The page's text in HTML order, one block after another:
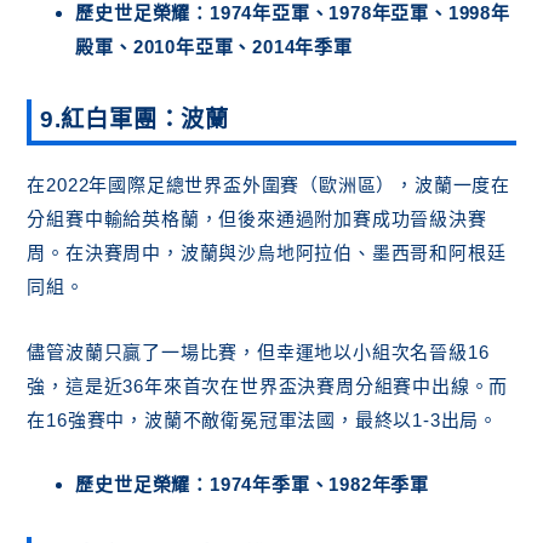
歷史世足榮耀：1974年亞軍、1978年亞軍、1998年
殿軍、2010年亞軍、2014年季軍
9.紅白軍團：波蘭
在2022年國際足總世界盃外圍賽（歐洲區），波蘭一度在
分組賽中輸給英格蘭，但後來通過附加賽成功晉級決賽
周。在決賽周中，波蘭與沙烏地阿拉伯、墨西哥和阿根廷
同組。
儘管波蘭只贏了一場比賽，但幸運地以小組次名晉級16
強，這是近36年來首次在世界盃決賽周分組賽中出線。而
在16強賽中，波蘭不敵衛冕冠軍法國，最終以1-3出局。
歷史世足榮耀：1974年季軍、1982年季軍